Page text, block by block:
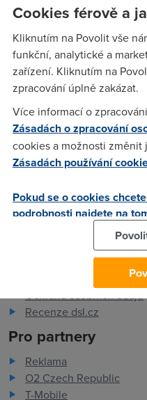
do adresního řádku
Pro zákazníky
Dostupnost internetu
Měření rychlosti
Slovník
O společnosti
Ochrana osobních údajů
Recenze dsl.cz
Pro partnery
Reklama
O2 Czech Republic
T-Mobile
Cookies férově a
Kliknutím na Povolit vše
funkční, analytické a
zařízení. Kliknutím na
zpracování úplně zakázat.
Více informací o
Zásadách o zpracování
cookies a možnosti
Zásadách používání
Pokud se o cookies
podrobnosti najdete na